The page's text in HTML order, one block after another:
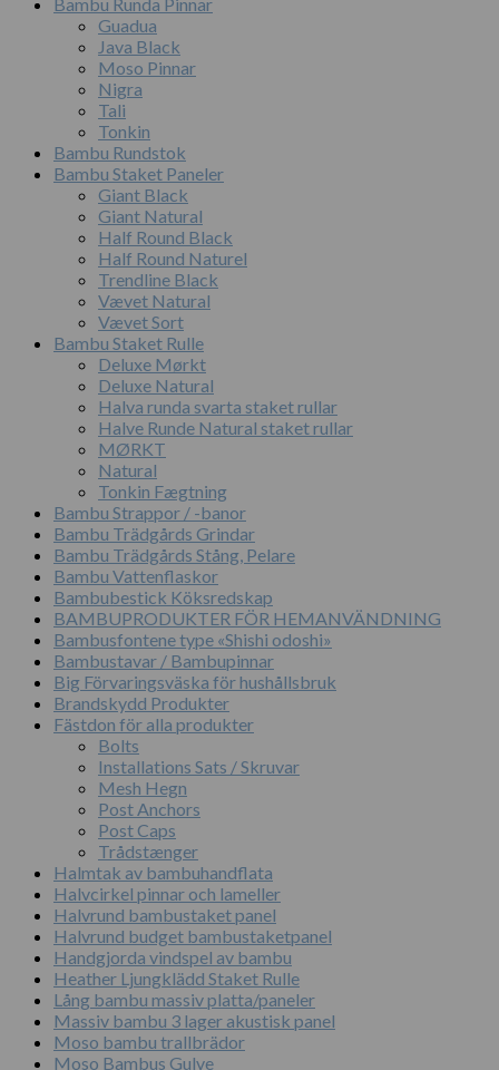
Guadua
Java Black
Moso Pinnar
Nigra
Tali
Tonkin
Bambu Rundstok
Bambu Staket Paneler
Giant Black
Giant Natural
Half Round Black
Half Round Naturel
Trendline Black
Vævet Natural
Vævet Sort
Bambu Staket Rulle
Deluxe Mørkt
Deluxe Natural
Halva runda svarta staket rullar
Halve Runde Natural staket rullar
MØRKT
Natural
Tonkin Fægtning
Bambu Strappor / -banor
Bambu Trädgårds Grindar
Bambu Trädgårds Stång, Pelare
Bambu Vattenflaskor
Bambubestick Köksredskap
BAMBUPRODUKTER FÖR HEMANVÄNDNING
Bambusfontene type «Shishi odoshi»
Bambustavar / Bambupinnar
Big Förvaringsväska för hushållsbruk
Brandskydd Produkter
Fästdon för alla produkter
Bolts
Installations Sats / Skruvar
Mesh Hegn
Post Anchors
Post Caps
Trådstænger
Halmtak av bambuhandflata
Halvcirkel pinnar och lameller
Halvrund bambustaket panel
Halvrund budget bambustaketpanel
Handgjorda vindspel av bambu
Heather Ljungklädd Staket Rulle
Lång bambu massiv platta/paneler
Massiv bambu 3 lager akustisk panel
Moso bambu trallbrädor
Moso Bambus Gulve